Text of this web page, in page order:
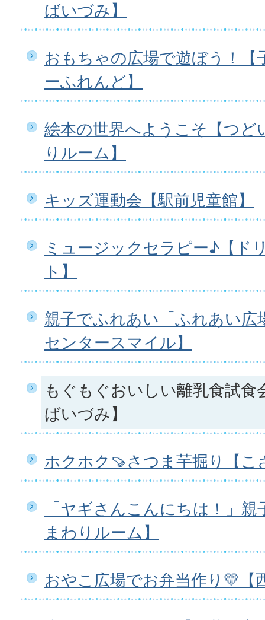
ばいづみ】
おもちゃの広場で遊ぼう！【
ーふれんど】
絵本の世界へようこそ【つど
りルーム】
キッズ運動会【駅前児童館】
ミュージックセラピー♪【ド
ト】
親子でふれあい「ふれあい広
センタースマイル】
もぐもぐおいしい離乳食試食
ばいづみ】
ホクホク🍠さつま芋掘り【こ
「ヤギさんこんにちは！」
まわりルーム】
おやこ広場でお弁当作り💛【